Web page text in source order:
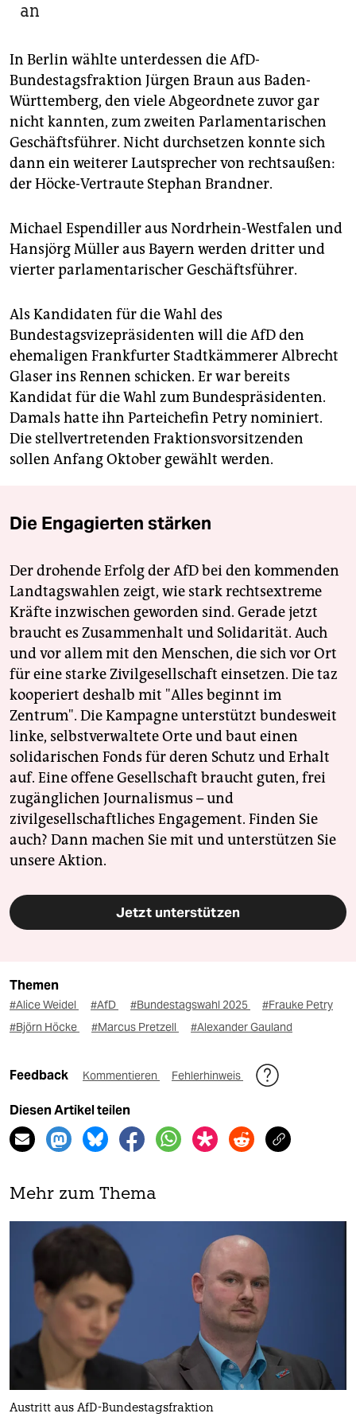
an
In Berlin wählte unterdessen die AfD-
Bundestagsfraktion Jürgen Braun aus Baden-
Württemberg, den viele Abgeordnete zuvor gar
nicht kannten, zum zweiten Parlamentarischen
Geschäftsführer. Nicht durchsetzen konnte sich
dann ein weiterer Lautsprecher von rechtsaußen:
der Höcke-Vertraute Stephan Brandner.
Michael Espendiller aus Nordrhein-Westfalen und
Hansjörg Müller aus Bayern werden dritter und
vierter parlamentarischer Geschäftsführer.
Als Kandidaten für die Wahl des
Bundestagsvizepräsidenten will die AfD den
ehemaligen Frankfurter Stadtkämmerer Albrecht
Glaser ins Rennen schicken. Er war bereits
Kandidat für die Wahl zum Bundespräsidenten.
Damals hatte ihn Parteichefin Petry nominiert.
Die stellvertretenden Fraktionsvorsitzenden
sollen Anfang Oktober gewählt werden.
Die Engagierten stärken
Der drohende Erfolg der AfD bei den kommenden
Landtagswahlen zeigt, wie stark rechtsextreme
Kräfte inzwischen geworden sind. Gerade jetzt
braucht es Zusammenhalt und Solidarität. Auch
und vor allem mit den Menschen, die sich vor Ort
für eine starke Zivilgesellschaft einsetzen. Die taz
kooperiert deshalb mit "Alles beginnt im
Zentrum". Die Kampagne unterstützt bundesweit
linke, selbstverwaltete Orte und baut einen
solidarischen Fonds für deren Schutz und Erhalt
auf. Eine offene Gesellschaft braucht guten, frei
zugänglichen Journalismus – und
zivilgesellschaftliches Engagement. Finden Sie
auch? Dann machen Sie mit und unterstützen Sie
unsere Aktion.
Jetzt unterstützen
Themen
#Alice Weidel #AfD #Bundestagswahl 2025
#Frauke Petry
#Björn Höcke
#Marcus Pretzell #Alexander Gauland
Feedback Kommentieren Fehlerhinweis
Diesen Artikel teilen
Mehr zum Thema
Austritt aus AfD-Bundestagsfraktion